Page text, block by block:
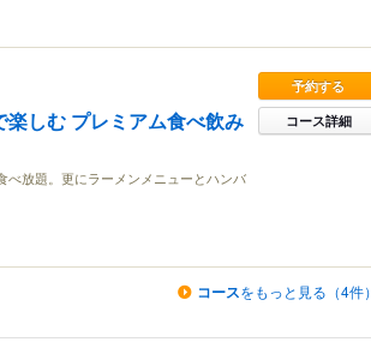
楽しむ プレミアム食べ飲み
べ放題。更にラーメンメニューとハンバ
予約する
コース詳細
コースをもっと見る（4件）